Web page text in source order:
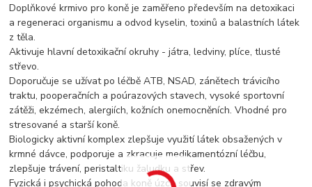
Doplňkové krmivo pro koně je zaměřeno především na detoxikaci
a regeneraci organismu a odvod kyselin, toxinů a balastních látek
z těla.
Aktivuje hlavní detoxikační okruhy - játra, ledviny, plíce, tlusté
střevo.
Doporučuje se užívat po léčbě ATB, NSAD, zánětech trávicího
traktu, pooperačních a poúrazových stavech, vysoké sportovní
zátěži, ekzémech, alergiích, kožních onemocněních. Vhodné pro
stresované a starší koně.
Biologicky aktivní komplex zlepšuje využití látek obsažených v
krmné dávce, podporuje a zkracuje medikamentózní léčbu,
zlepšuje trávení, peristaltiku žaludku a střev.
Fyzická i psychická pohoda koně úzce souvisí se zdravým